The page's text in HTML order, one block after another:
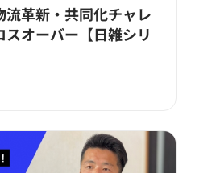
流革新・共同化チャレ
スオーバー【日雑シリ